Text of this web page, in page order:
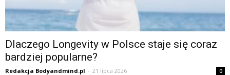
Dlaczego Longevity w Polsce staje się coraz
bardziej popularne?
Redakcja Bodyandmind.pl - 21 lipca 2026 0